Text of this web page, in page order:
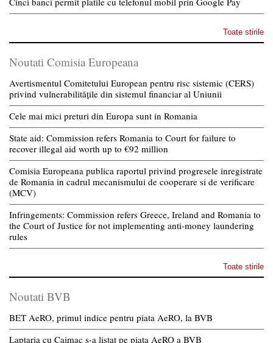
Toate stirile
Noutati Comisia Europeana
Avertismentul Comitetului European pentru risc sistemic (CERS)
privind vulnerabilitățile din sistemul financiar al Uniunii
Cele mai mici preturi din Europa sunt in Romania
State aid: Commission refers Romania to Court for failure to
recover illegal aid worth up to €92 million
Comisia Europeana publica raportul privind progresele inregistrate
de Romania in cadrul mecanismului de cooperare si de verificare
(MCV)
Infringements: Commission refers Greece, Ireland and Romania to
the Court of Justice for not implementing anti-money laundering
rules
Toate stirile
Noutati BVB
BET AeRO, primul indice pentru piata AeRO, la BVB
Laptaria cu Caimac s-a listat pe piata AeRO a BVB